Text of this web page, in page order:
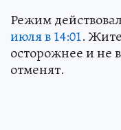
Режим
июля в 14:01.
осторожнее и не
отменят.